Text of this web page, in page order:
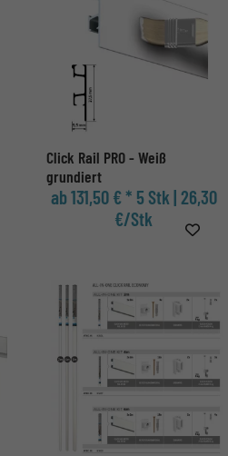
Click Rail PRO - Weiß
grundiert
ab 131,50 € * 5 Stk | 26,30
€/Stk